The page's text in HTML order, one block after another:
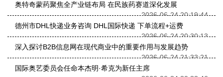
奥特奇蒙药聚焦全产业链布局 在民族药赛道深化发展
2026-06-24 20:19:44
德州市DHL快递业务咨询 DHL国际快递 下单流程+运费
2026-06-24 20:30:13
深入探讨B2B信息网在现代商业中的重要作用与发展趋势
2026-06-24 21:33:21
国际奥艺委员会任命本杰明·希克为新任主席